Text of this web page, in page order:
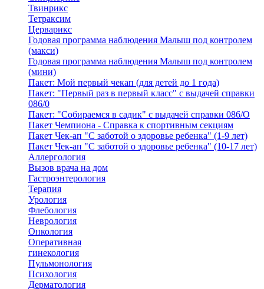
Твинрикс
Тетраксим
Церварикс
Годовая программа наблюдения Малыш под контролем
(макси)
Годовая программа наблюдения Малыш под контролем
(мини)
Пакет: Мой первый чекап (для детей до 1 года)
Пакет: "Первый раз в первый класс" с выдачей справки
086/0
Пакет: "Собираемся в садик" с выдачей справки 086/О
Пакет Чемпиона - Справка к спортивным секциям
Пакет Чек-ап "С заботой о здоровье ребенка" (1-9 лет)
Пакет Чек-ап "С заботой о здоровье ребенка" (10-17 лет)
Аллергология
Вызов врача на дом
Гастроэнтерология
Терапия
Урология
Флебология
Неврология
Онкология
Оперативная
гинекология
Пульмонология
Психология
Дерматология